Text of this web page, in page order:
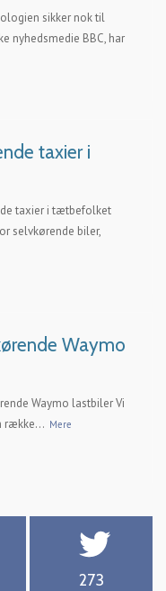
sikker nok til
nyhedsmedie BBC, har
taxier i
taxier i tætbefolket
selvkørende biler,
Waymo
Waymo lastbiler Vi
række... Mere
273